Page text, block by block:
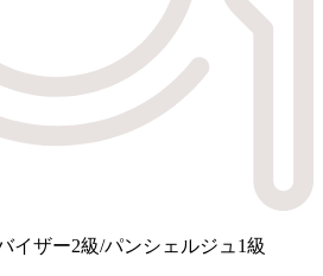
イザー2級/パンシェルジュ1級